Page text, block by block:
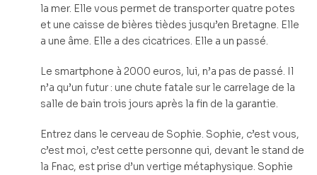
la mer. Elle vous permet de transporter quatre potes
et une caisse de bières tièdes jusqu’en Bretagne. Elle
a une âme. Elle a des cicatrices. Elle a un passé.
Le smartphone à 2000 euros, lui, n’a pas de passé. Il
n’a qu’un futur : une chute fatale sur le carrelage de la
salle de bain trois jours après la fin de la garantie.
Entrez dans le cerveau de Sophie. Sophie, c’est vous,
c’est moi, c’est cette personne qui, devant le stand de
la Fnac, est prise d’un vertige métaphysique. Sophie